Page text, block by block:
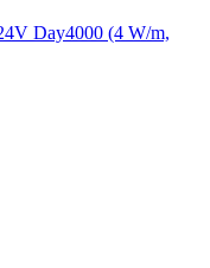
Day4000 (4 W/m,